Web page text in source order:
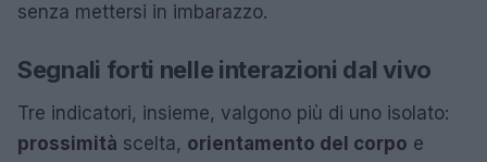
senza mettersi in imbarazzo.
Segnali forti nelle interazioni dal vivo
Tre indicatori, insieme, valgono più di uno isolato:
prossimità scelta, orientamento del corpo e